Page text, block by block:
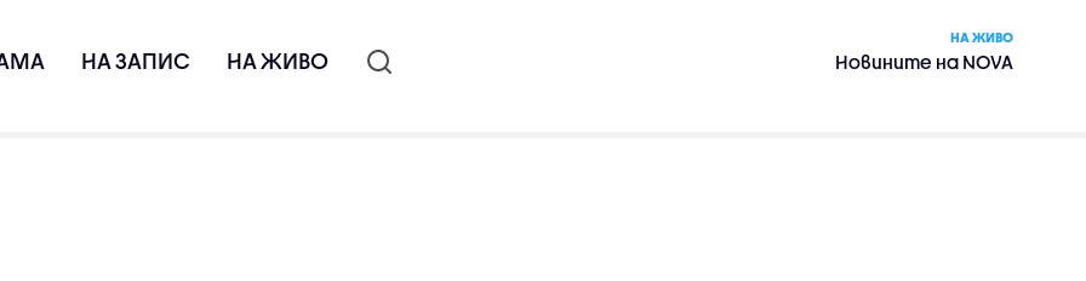
НА ЗАПИС НА ЖИВО
НА ЖИВО
Новините на NOVA